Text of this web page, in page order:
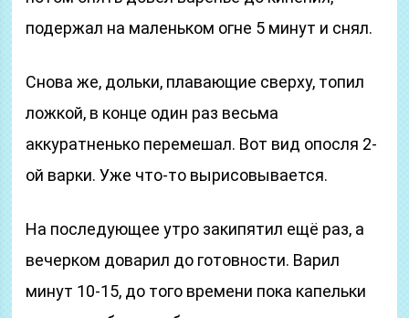
подержал на маленьком огне 5 минут и снял.
Снова же, дольки, плавающие сверху, топил
ложкой, в конце один раз весьма
аккуратненько перемешал. Вот вид опосля 2-
ой варки. Уже что-то вырисовывается.
На последующее утро закипятил ещё раз, а
вечерком доварил до готовности. Варил
минут 10-15, до того времени пока капельки